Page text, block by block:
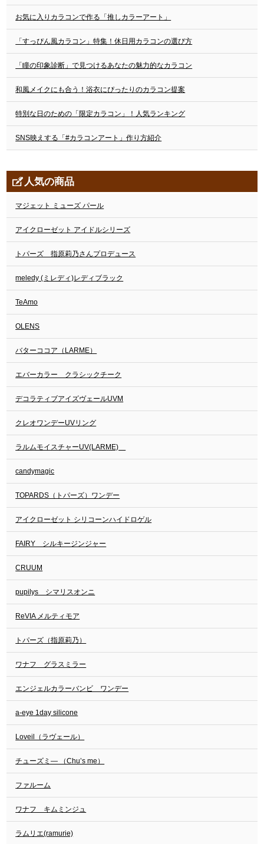
お気に入りカラコンで作る「推しカラーアート」
「すっぴん風カラコン」特集！休日用カラコンの選び方
「瞳の印象診断」で見つけるあなたの魅力的なカラコン
和風メイクにも合う！浴衣にぴったりのカラコン提案
特別な日のための「限定カラコン」！人気ランキング
SNS映えする「#カラコンアート」作り方紹介
人気の商品
マジェット ミューズ パール
アイクローゼット アイドルシリーズ
トパーズ 指原莉乃さんプロデュース
meledy (ミレディ)レディブラック
TeAmo
OLENS
バターココア（LARME）
エバーカラー クラシックチーク
デコラティブアイズヴェールUVM
クレオワンデーUVリング
ラルムモイスチャーUV(LARME)
candymagic
TOPARDS（トパーズ）ワンデー
アイクローゼット シリコーンハイドロゲル
FAIRY シルキージンジャー
CRUUM
pupilys シマリスオンニ
ReVIA メルティモア
トパーズ（指原莉乃）
ワナフ グラスミラー
エンジェルカラーバンビ ワンデー
a-eye 1day silicone
Loveil（ラヴェール）
チューズミ― （Chu’s me）
ファルーム
ワナフ キムミンジュ
ラムリエ(ramurie)